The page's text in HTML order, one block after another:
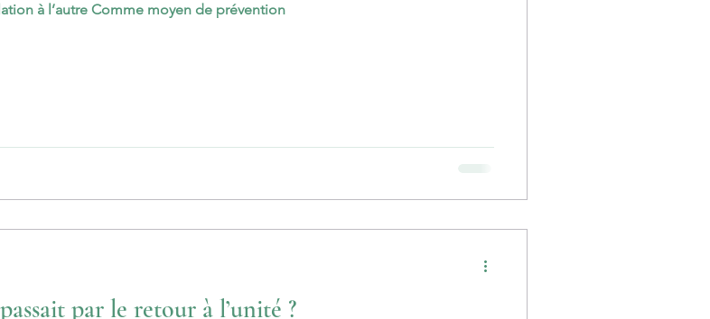
à l’autre Comme moyen de prévention
par le retour à l’unité ?